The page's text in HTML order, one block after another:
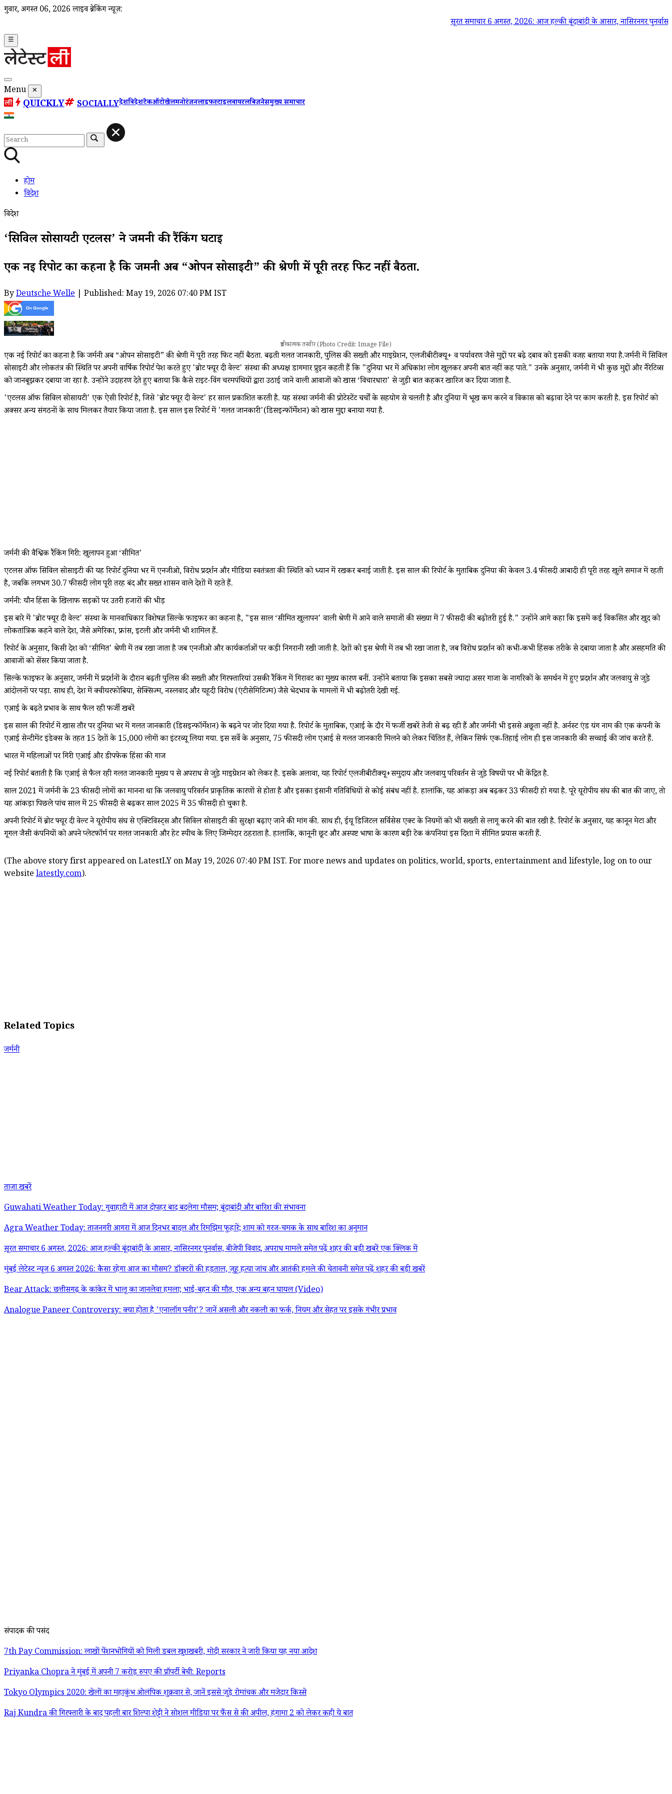
गुरूवार, अगस्त 06, 2026 लाइव ब्रेकिंग न्यूज़:
सूरत समाचार 6 अगस्त, 2026: आज हल्की बूंदाबांदी के आसार, नासिरनगर पुनर्वास,
☰
Menu ✕
QUICKLY SOCIALLYदेशविदेशटेकऑटोखेलमनोरंजनलाइफस्टाइलवायरलबिजनेसमुख्य समाचार
होम
विदेश
विदेश
‘सिविल सोसायटी एटलस’ ने जर्मनी की रैंकिंग घटाई
एक नई रिपोर्ट का कहना है कि जर्मनी अब “ओपन सोसाइटी” की श्रेणी में पूरी तरह फिट नहीं बैठता.
ByDeutsche Welle | Published: May 19, 2026 07:40 PM IST
प्रतीकात्मक तस्वीर (Photo Credit: Image File)
एक नई रिपोर्ट का कहना है कि जर्मनी अब “ओपन सोसाइटी” की श्रेणी में पूरी तरह फिट नहीं बैठता. बढ़ती गलत जानकारी, पुलिस की सख्ती और माइग्रेशन, एलजीबीटीक्यू+ व पर्यावरण जैसे मुद्दों पर बढ़े दबाव को इसकी वजह बताया गया है.जर्मनी में सिविल
सोसाइटी और लोकतंत्र की स्थिति पर अपनी वार्षिक रिपोर्ट पेश करते हुए 'ब्रोट फ्यूर दी वेल्ट' संस्था की अध्यक्ष डागमार प्रुइन कहती हैं कि "दुनिया भर में अधिकांश लोग खुलकर अपनी बात नहीं कह पाते." उनके अनुसार, जर्मनी में भी कुछ मुद्दों और नैरेटिव्स
को जानबूझकर दबाया जा रहा है. उन्होंने उदाहरण देते हुए बताया कि कैसे राइट-विंग चरमपंथियों द्वारा उठाई जाने वाली आवाजों को खास ‘विचारधारा' से जुड़ी बात कहकर खारिज कर दिया जाता है.
'एटलस ऑफ सिविल सोसायटी' एक ऐसी रिपोर्ट है, जिसे 'ब्रोट फ्यूर दी वेल्ट' हर साल प्रकाशित करती है. यह संस्था जर्मनी की प्रोटेस्टेंट चर्चों के सहयोग से चलती है और दुनिया में भूख कम करने व विकास को बढ़ावा देने पर काम करती है. इस रिपोर्ट को
अक्सर अन्य संगठनों के साथ मिलकर तैयार किया जाता है. इस साल इस रिपोर्ट में 'गलत जानकारी'(डिसइन्फॉर्मेशन) को खास मुद्दा बनाया गया है.
जर्मनी की वैश्विक रैंकिंग गिरी: खुलापन हुआ ‘सीमित'
एटलस ऑफ सिविल सोसाइटी की यह रिपोर्ट दुनिया भर में एनजीओ, विरोध प्रदर्शन और मीडिया स्वतंत्रता की स्थिति को ध्यान में रखकर बनाई जाती है. इस साल की रिपोर्ट के मुताबिक दुनिया की केवल 3.4 फीसदी आबादी ही पूरी तरह खुले समाज में रहती
है, जबकि लगभग 30.7 फीसदी लोग पूरी तरह बंद और सख्त शासन वाले देशों में रहते हैं.
जर्मनी: यौन हिंसा के खिलाफ सड़कों पर उतरी हजारों की भीड़
इस बारे में 'ब्रोट फ्यूर दी वेल्ट' संस्था के मानवाधिकार विशेषज्ञ सिल्के फाइफर का कहना है, "इस साल ‘सीमित खुलापन' वाली श्रेणी में आने वाले समाजों की संख्या में 7 फीसदी की बढ़ोतरी हुई है." उन्होंने आगे कहा कि इसमें कई विकसित और खुद को
लोकतांत्रिक कहने वाले देश, जैसे अमेरिका, फ्रांस, इटली और जर्मनी भी शामिल हैं.
रिपोर्ट के अनुसार, किसी देश को ‘सीमित' श्रेणी में तब रखा जाता है जब एनजीओ और कार्यकर्ताओं पर कड़ी निगरानी रखी जाती है. देशों को इस श्रेणी में तब भी रखा जाता है, जब विरोध प्रदर्शन को कभी‑कभी हिंसक तरीके से दबाया जाता है और असहमति की
आवाजों को सेंसर किया जाता है.
सिल्के फाइफर के अनुसार, जर्मनी में प्रदर्शनों के दौरान बढ़ती पुलिस की सख्ती और गिरफ्तारियां उसकी रैंकिंग में गिरावट का मुख्य कारण बनीं. उन्होंने बताया कि इसका सबसे ज्यादा असर गाजा के नागरिकों के समर्थन में हुए प्रदर्शन और जलवायु से जुड़े
आंदोलनों पर पड़ा. साथ ही, देश में क्वीयरफोबिया, सेक्सिज्म, नस्लवाद और यहूदी विरोध (एंटीसेमिटिज्म) जैसे भेदभाव के मामलों में भी बढ़ोतरी देखी गई.
एआई के बढ़ते प्रभाव के साथ फैल रही फर्जी खबरें
इस साल की रिपोर्ट में खास तौर पर दुनिया भर में गलत जानकारी (डिसइन्फॉर्मेशन) के बढ़ने पर जोर दिया गया है. रिपोर्ट के मुताबिक, एआई के दौर में फर्जी खबरें तेजी से बढ़ रही हैं और जर्मनी भी इससे अछूता नहीं है. अर्नस्ट एंड यंग नाम की एक कंपनी के
एआई सेन्टीमेंट इंडेक्स के तहत 15 देशों के 15,000 लोगों का इंटरव्यू लिया गया. इस सर्वे के अनुसार, 75 फीसदी लोग एआई से गलत जानकारी मिलने को लेकर चिंतित हैं, लेकिन सिर्फ एक‑तिहाई लोग ही इस जानकारी की सच्चाई की जांच करते हैं.
भारत में महिलाओं पर गिरी एआई और डीपफेक हिंसा की गाज
नई रिपोर्ट बताती है कि एआई से फैल रही गलत जानकारी मुख्य रूप से अपराध से जुड़े माइग्रेशन को लेकर है. इसके अलावा, यह रिपोर्ट एलजीबीटीक्यू+समुदाय और जलवायु परिवर्तन से जुड़े विषयों पर भी केंद्रित है.
साल 2021 में जर्मनी के 23 फीसदी लोगों का मानना था कि जलवायु परिवर्तन प्राकृतिक कारणों से होता है और इसका इंसानी गतिविधियों से कोई संबंध नहीं है. हालांकि, यह आंकड़ा अब बढ़कर 33 फीसदी हो गया है. पूरे यूरोपीय संघ की बात की जाए, तो
यह आंकड़ा पिछले पांच साल में 25 फीसदी से बढ़कर साल 2025 में 35 फीसदी हो चुका है.
अपनी रिपोर्ट में ब्रोट फ्यूर दी वेल्ट ने यूरोपीय संघ से एक्टिविस्ट्स और सिविल सोसाइटी की सुरक्षा बढ़ाए जाने की मांग की. साथ ही, ईयू डिजिटल सर्विसेस एक्ट के नियमों को भी सख्ती से लागू करने की बात रखी है. रिपोर्ट के अनुसार, यह कानून मेटा और
गूगल जैसी कंपनियों को अपने प्लेटफॉर्म पर गलत जानकारी और हेट स्पीच के लिए जिम्मेदार ठहराता है. हालांकि, कानूनी छूट और अस्पष्ट भाषा के कारण बड़ी टेक कंपनियां इस दिशा में सीमित प्रयास करती हैं.
(The above story first appeared on LatestLY on May 19, 2026 07:40 PM IST. For more news and updates on politics, world, sports, entertainment and lifestyle, log on to our
website latestly.com).
Related Topics
जर्मनी
ताजा खबरें
Guwahati Weather Today: गुवाहाटी में आज दोपहर बाद बदलेगा मौसम; बूंदाबांदी और बारिश की संभावना
Agra Weather Today: ताजनगरी आगरा में आज दिनभर बादल और रिमझिम फुहारें; शाम को गरज-चमक के साथ बारिश का अनुमान
सूरत समाचार 6 अगस्त, 2026: आज हल्की बूंदाबांदी के आसार, नासिरनगर पुनर्वास, बीजेपी विवाद, अपराध मामले समेत पढ़ें शहर की बड़ी खबरें एक क्लिक में
मुंबई लेटेस्ट न्यूज 6 अगस्त 2026: कैसा रहेगा आज का मौसम? डॉक्टरों की हड़ताल, जुहू हत्या जांच और आतंकी हमले की चेतावनी समेत पढ़ें शहर की बड़ी खबरें
Bear Attack: छत्तीसगढ़ के कांकेर में भालू का जानलेवा हमला; भाई-बहन की मौत, एक अन्य बहन घायल (Video)
Analogue Paneer Controversy: क्या होता है 'एनालॉग पनीर'? जानें असली और नकली का फर्क, नियम और सेहत पर इसके गंभीर प्रभाव
संपादक की पसंद
7th Pay Commission: लाखों पेंशनभोगियों को मिली डबल खुशखबरी, मोदी सरकार ने जारी किया यह नया आदेश
Priyanka Chopra ने मुंबई में अपनी 7 करोड़ रुपए की प्रॉपर्टी बेची: Reports
Tokyo Olympics 2020: खेलों का महाकुंभ ओलंपिक शुक्रवार से, जानें इससे जुड़े रोमांचक और मजेदार किस्से
Raj Kundra की गिरफ्तारी के बाद पहली बार शिल्पा शेट्टी ने सोशल मीडिया पर फैंस से की अपील, हंगामा 2 को लेकर कही ये बात